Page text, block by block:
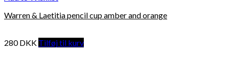
Warren & Laetitia pencil cup amber and orange
280DKK Tilføj til kurv